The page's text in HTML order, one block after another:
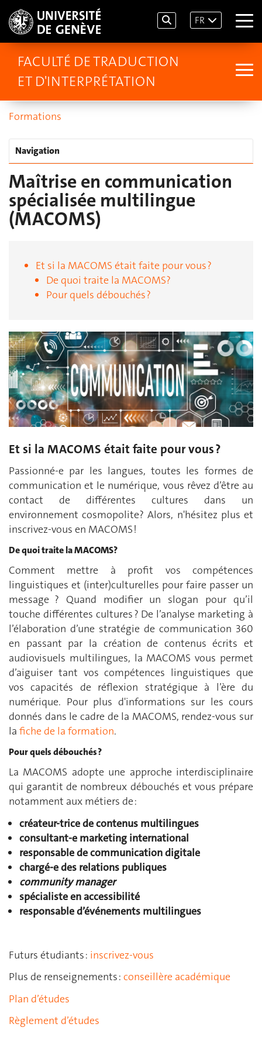
FR
FACULTÉ DE TRADUCTION
ET D'INTERPRÉTATION
Formations
Navigation
Maîtrise en communication
spécialisée multilingue
(MACOMS)
Et si la MACOMS était faite pour vous ?
De quoi traite la MACOMS?
Pour quels débouchés ?
Et si la MACOMS était faite pour vous ?
Passionné-e par les langues, toutes les formes de
communication et le numérique, vous rêvez d’être au
contact de différentes cultures dans un
environnement cosmopolite? Alors, n'hésitez plus et
inscrivez-vous en MACOMS !
De quoi traite la MACOMS?
Comment mettre à profit vos compétences
linguistiques et (inter)culturelles pour faire passer un
message ? Quand modifier un slogan pour qu’il
touche différentes cultures ? De l’analyse marketing à
l’élaboration d’une stratégie de communication 360
en passant par la création de contenus écrits et
audiovisuels multilingues, la MACOMS vous permet
d’aiguiser tant vos compétences linguistiques que
vos capacités de réflexion stratégique à l’ère du
numérique. Pour plus d'informations sur les cours
donnés dans le cadre de la MACOMS, rendez-vous sur
la fiche de la formation.
Pour quels débouchés ?
La MACOMS adopte une approche interdisciplinaire
qui garantit de nombreux débouchés et vous prépare
notamment aux métiers de :
créateur-trice de contenus multilingues
consultant-e marketing international
responsable de communication digitale
chargé-e des relations publiques
community manager
spécialiste en accessibilité
responsable d’événements multilingues
Futurs étudiants : inscrivez-vous
Plus de renseignements : conseillère académique
Plan d’études
Règlement d’études